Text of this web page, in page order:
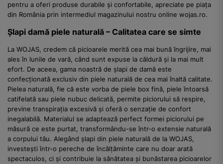
pentru a oferi produse durabile și confortabile, apreciate pe piața
din România prin intermediul magazinului nostru online wojas.ro.
Șlapi damă piele naturală – Calitatea care se simte
La WOJAS, credem că picioarele merită cea mai bună îngrijire, mai
ales în lunile de vară, când sunt expuse la căldură și la mai mult
efort. De aceea, gama noastră de șlapi de damă este
confecționată exclusiv din piele naturală de cea mai înaltă calitate.
Pielea naturală, fie că este vorba de piele box fină, piele întoarsă
catifelată sau piele nubuc delicată, permite piciorului să respire,
previne transpirația excesivă și oferă o senzație de confort
inegalabilă. Materialul se adaptează perfect formei piciorului pe
măsură ce este purtat, transformându-se într-o extensie naturală
a corpului tău. Alegând șlapi din piele naturală de la WOJAS,
investești într-o pereche de încălțăminte care nu doar arată
spectaculos, ci și contribuie la sănătatea și bunăstarea picioarelor